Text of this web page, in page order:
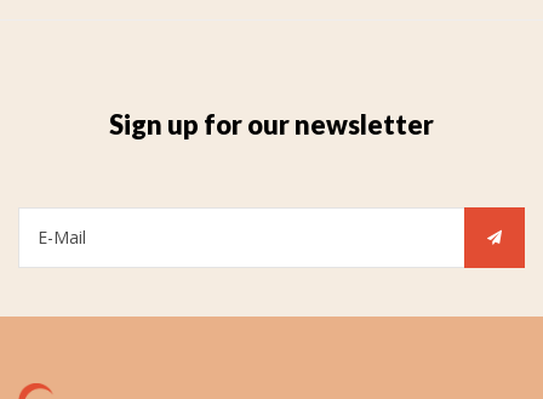
Sign up for our newsletter